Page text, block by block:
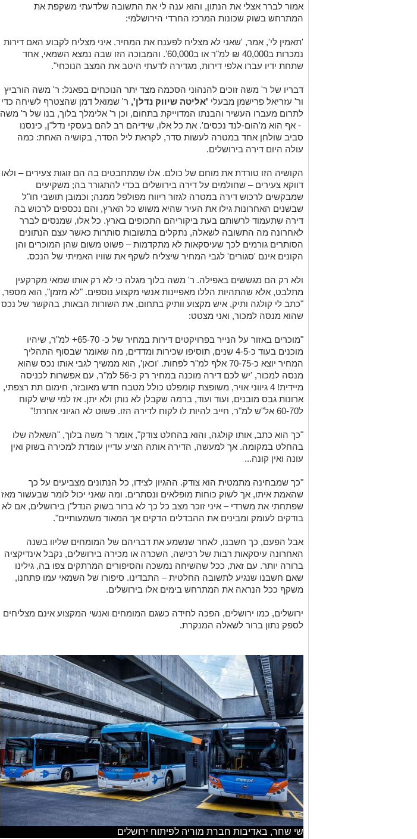
אמור לברר אצלי את הנתון, והוא ענה לי את התשובה שלדעתי משקפת את
המתרחש בשוק שכונות המרכז החרדי הירושלמי:
'תאמין לי', אמר, 'שאני לא מצליח לפענח את המחיר. איני מצליח לקבוע האם דירות
נמכרות ב40,000 ₪ למ"ר או ב60,000'. והמבוכה הזו שבה נמצא השמאי, אחד
שתחת ידיו עברו אלפי דירות, מגדירה לדעתי היטב את המצב הנוכחי".
דבריו של ר' משה זוכים להנהוני הסכמה מצד יתר הנוכחים בפאנל: ר' משה הורביץ
ור' עזריאל פרישמן מבעלי 'אליטה שיווק נדלן', ר' שמואל דמן שהצטרף לשיחה כדי
לתרום מעברו העשיר והבנתו המדוייקת בתחום, וכן ר' אלימלך בלוך, בנו של ר' משה
- אף הוא מ'הום-לנד נכסים'. את כל אלו, שידיהם רב להם בעסקי נדל"ן, כינסנו
סביב שולחן אחד במטרה לעשות סדר, לקראת ליל הסדר, בקושיה האחת: כמה
עולה היום דירה בירושלים.
הקושיה הזו טורדת את מוחם של כולם. אלו שמתחבטים בה הם זוגות צעירים – ולאו
דווקא צעירים – שחולמים על דירה בירושלים בכדי להתגורר בה; משקיעים
שמבקשים לרכוש דירה במטרה לגזור ריווח מפולפל ממנה; וכמובן תושבי חו"ל
שבשנים האחרונות גילו את העיר שהיא משוש כל הארץ, והם נכספים לרכוש בה
דירה שתעמוד לרשותם בעת ביקוריהם התכופים בארץ. כל אלו, שמנסים לברר
לאחרונה מה התשובה לשאלה, נתקלים בתשובות סותרות כאשר עצם הנתונים
הסותרים גורמים לכך שעיסקאות לא מתקדמות – פשוט משום שהן המוכרים והן
הקונים אינם 'סגורים' לגבי המחיר שיצליח לשקף את שוויו האמיתי של הנכס.
ולא רק הם מגששים באפילה. ר' משה בלוך מגלה כי לא רק אותו שמאי מקרקעין
מתלבט, אלא שהתהיות הללו מאפיינות אנשי מקצוע נוספים. "לא מזמן", הוא מספר,
"כתב לי קולגה ותיק, איש מקצוע וותיק בתחום, את השורות הבאות, בהקשר של נכס
שהוא מנסה למכור, ואני מצטט:
"מוכרים באזור על הנייר בפרויקטים דירות במחיר של כ- 65-70+ למ"ר, שיהיו
מוכנים בעוד כ-4-5 שנים, תוסיפו שכירות ומדדים, מה שאומר שבסוף התהליך
המחיר יוצא כ-70-75 אלף למ"ר לפחות. 'וכאן', הוא ממשיך לגבי אותו נכס שהוא
מנסה למכור, 'יש לכם דירה מוכנה במחיר רק כ-56 למ"ר, עם אפשרות לכניסה
מיידית! 4 גיווני אויר, משופצת קומפלט כולל מטבח חדש מאובזר, חימום תת רצפתי,
ארונות גבס מובנים, ועוד ועוד, ברמה שקבלן לא נותן ולא יתן. אז למי שיש לקוח
ל60-70 אל"ש למ"ר, חייב להיות לו לקוח לדירה הזו. פשוט לא הגיוני אחרת!"
"כך הוא כתב, אותו קולגה, והוא בהחלט צודק", אומר ר' משה בלוך, "השאלה שלו
בהחלט במקומה. אך למעשה, הדירה אותה הציע עדיין עומדת למכירה בשוק ואין
עונה ואין קונה...
"כך שמבחינה מתמטית הוא צודק. ההגיון לצידו, כל הנתונים מצביעים על כך
שהאמת איתו, אך לשוק כוחות מופלאים ונסתרים. ומה שאני יכול לומר שבעשור מאז
שפתחתי את משרדי – איני זוכר מצב כל כך לא ברור בשוק הנדל"ן בירושלים, אם לא
בודקים לעומק ומבינים את ההבדלים הדקים אך המאוד משמעותיים".
אבל הפעם, כך חשבנו, לאחר שנשמע את דבריהם של המומחים שליוו בשנה
האחרונה עיסקאות רבות של רכישה, השכרה או מכירה בירושלים, נקבל אינדיקציה
ברורה יותר. עם זאת, ככל שהשיחה נמשכה והסיפורים המרתקים צפו בה, גילינו
שאם חשבנו שנגיע לתשובה החלטית – התבדינו. סיפורו של השמאי עמו פתחנו,
משקף ככל הנראה את המתרחש בימים אלו בירושלים.
ירושלים, כמו ירושלים, הפכה לחידה כשגם המומחים ואנשי המקצוע אינם מצליחים
לספק נתון ברור לשאלה המנקרת.
שי שחר, באדיבות חברת מוריה לפיתוח ירושלים